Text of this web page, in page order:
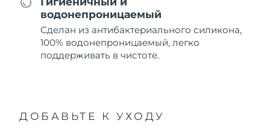
водонепроницаемый
Сделан из антибактериального силикона,
100% водонепроницаемый, легко
поддерживать в чистоте.
ДОБАВЬТЕ К УХОДУ